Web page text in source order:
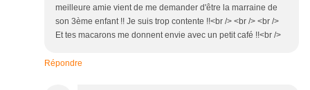
meilleure amie vient de me demander d'être la marraine de
son 3ème enfant !! Je suis trop contente !!<br /> <br /> <br />
Et tes macarons me donnent envie avec un petit café !!<br />
Répondre